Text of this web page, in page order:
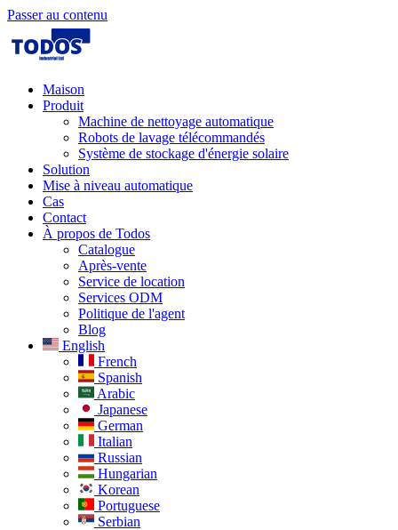
Passer au contenu
Maison
Produit
Machine de nettoyage automatique
Robots de lavage télécommandés
Système de stockage d'énergie solaire
Solution​
Mise à niveau automatique
Cas
Contact
À propos de Todos
Catalogue
Après-vente
Service de location
Services ODM
Politique de l'agent
Blog
English
French
Spanish
Arabic
Japanese
German
Italian
Russian
Hungarian
Korean
Portuguese
Serbian